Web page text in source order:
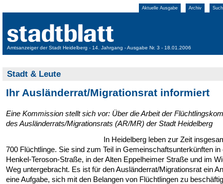
Aktuelle Ausgabe Archiv
Amtsanzeiger der Stadt Heidelberg - 14. Jahrgang - Ausgabe Nr. 3 - 18.01.2006
Stadt & Leute
Ihr Ausländerrat/Migrationsrat informiert
Eine Kommission stellt sich vor: Über die Arbeit der
des Ausländerrats/Migrationsrats (AR/MR) der Stadt Heidelberg
In Heidelberg leben zur Zeit
700 Flüchtlinge. Sie sind zum Teil in Gemeinschaftsunterkünften in
Henkel-Teroson-Straße, in der Alten Eppelheimer Straße und im
Weg untergebracht. Es ist für den Ausländerrat/Migrationsrat ein
eine Aufgabe, sich mit den Belangen von Flüchtlingen zu